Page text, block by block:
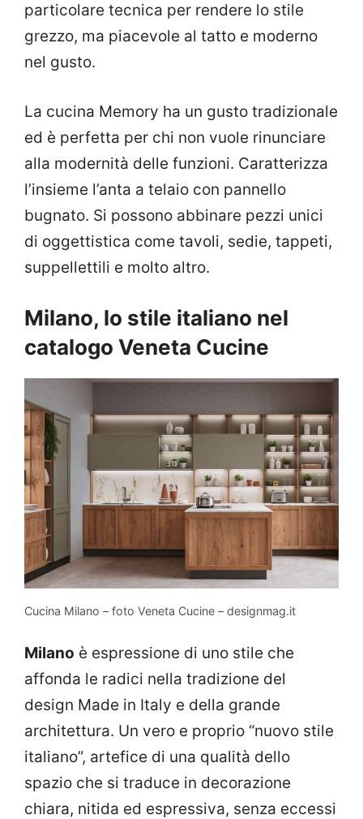
particolare tecnica per rendere lo stile
grezzo, ma piacevole al tatto e moderno
nel gusto.
La cucina Memory ha un gusto tradizionale
ed è perfetta per chi non vuole rinunciare
alla modernità delle funzioni. Caratterizza
l’insieme l’anta a telaio con pannello
bugnato. Si possono abbinare pezzi unici
di oggettistica come tavoli, sedie, tappeti,
suppellettili e molto altro.
Milano, lo stile italiano nel
catalogo Veneta Cucine
Cucina Milano – foto Veneta Cucine – designmag.it
Milano è espressione di uno stile che
affonda le radici nella tradizione del
design Made in Italy e della grande
architettura. Un vero e proprio “nuovo stile
italiano”, artefice di una qualità dello
spazio che si traduce in decorazione
chiara, nitida ed espressiva, senza eccessi